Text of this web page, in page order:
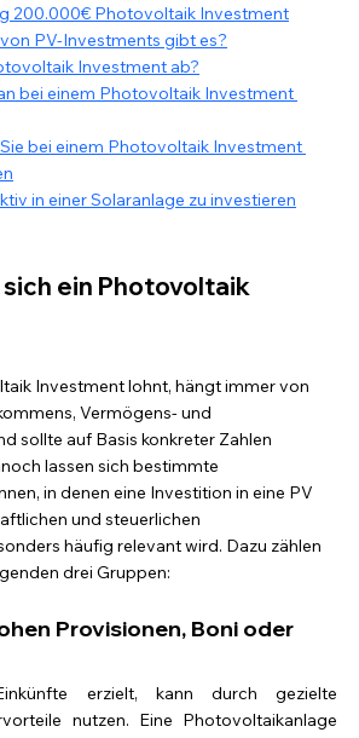
200.000€ Photovoltaik Investment
PV-Investments gibt es?
Investment ab?
bei einem Photovoltaik Investment
bei einem Photovoltaik Investment
in einer Solaranlage zu investieren
ein Photovoltaik
Investment lohnt, hängt immer von
Vermögens- und
sollte auf Basis konkreter Zahlen
lassen sich bestimmte
in denen eine Investition in eine PV
und steuerlichen
häufig relevant wird. Dazu zählen
drei Gruppen:
Provisionen, Boni oder
erzielt, kann durch gezielte
nutzen. Eine Photovoltaikanlage